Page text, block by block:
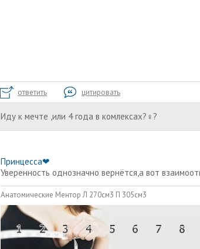
ответить цитировать
Иду к мечте ,или 4 года в комлексах?‍♀️?
Принцесса❤
Уверенность однозначно вернётся,а вот
Анатомические Ментор Л 270см3 П 305см3